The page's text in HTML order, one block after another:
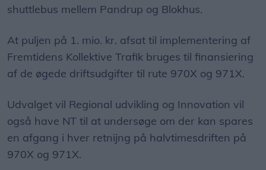
shuttlebus mellem Pandrup og Blokhus.
At puljen på 1. mio. kr. afsat til implementering af
Fremtidens Kollektive Trafik bruges til finansiering
af de øgede driftsudgifter til rute 970X og 971X.
Udvalget vil Regional udvikling og Innovation vil
også have NT til at undersøge om der kan spares
en afgang i hver retnijng på halvtimesdriften på
970X og 971X.